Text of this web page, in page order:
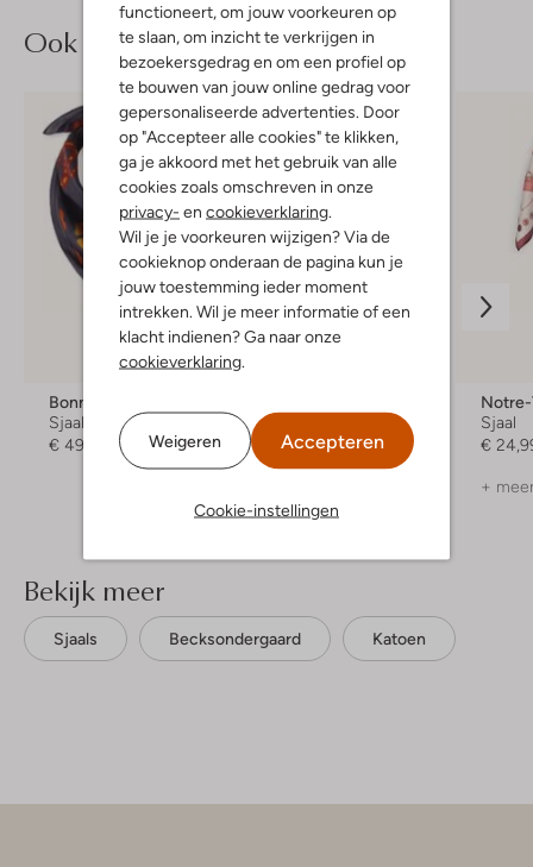
functioneert, om jouw voorkeuren op
te slaan, om inzicht te verkrijgen in
bezoekersgedrag en om een profiel op
te bouwen van jouw online gedrag voor
gepersonaliseerde advertenties. Door
op "Accepteer alle cookies" te klikken,
ga je akkoord met het gebruik van alle
cookies zoals omschreven in onze
privacy- en cookieverklaring.
Wil je je voorkeuren wijzigen? Via de
cookieknop onderaan de pagina kun je
jouw toestemming ieder moment
intrekken. Wil je meer informatie of een
klacht indienen? Ga naar onze
cookieverklaring.
Weigeren Accepteren
Cookie-instellingen
Ook iets voor jou?
Bonnie Studios
Sjaal
€ 49,99
Sjaal
€ 79,99 € 55,99
Sjaal
€
+
Bekijk meer
Sjaals Becksondergaard Katoen